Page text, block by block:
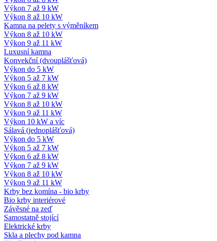
Výkon 7 až 9 kW
Výkon 8 až 10 kW
Kamna na pelety s výměníkem
Výkon 8 až 10 kW
Výkon 9 až 11 kW
Luxusní kamna
Konvekční (dvouplášťová)
Výkon do 5 kW
Výkon 5 až 7 kW
Výkon 6 až 8 kW
Výkon 7 až 9 kW
Výkon 8 až 10 kW
Výkon 9 až 11 kW
Výkon 10 kW a víc
Sálavá (jednoplášťová)
Výkon do 5 kW
Výkon 5 až 7 kW
Výkon 6 až 8 kW
Výkon 7 až 9 kW
Výkon 8 až 10 kW
Výkon 9 až 11 kW
Krby bez komína - bio krby
Bio krby interiérové
Závěsné na zeď
Samostatně stojící
Elektrické krby
Skla a plechy pod kamna